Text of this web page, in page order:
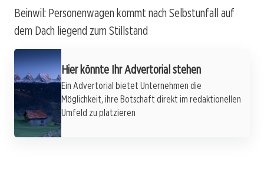
Beinwil: Personenwagen kommt nach Selbstunfall auf
dem Dach liegend zum Stillstand
Hier könnte Ihr Advertorial stehen
Ein Advertorial bietet Unternehmen die
Möglichkeit, ihre Botschaft direkt im redaktionellen
Umfeld zu platzieren